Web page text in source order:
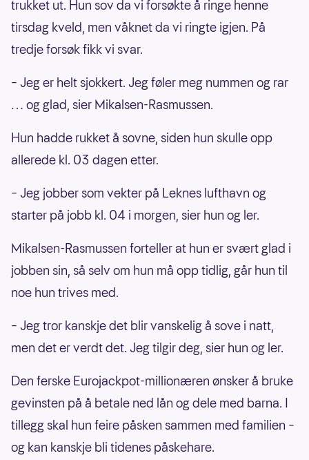
trukket ut. Hun sov da vi forsøkte å ringe henne
tirsdag kveld, men våknet da vi ringte igjen. På
tredje forsøk fikk vi svar.
– Jeg er helt sjokkert. Jeg føler meg nummen og rar
… og glad, sier Mikalsen-Rasmussen.
Hun hadde rukket å sovne, siden hun skulle opp
allerede kl. 03 dagen etter.
– Jeg jobber som vekter på Leknes lufthavn og
starter på jobb kl. 04 i morgen, sier hun og ler.
Mikalsen-Rasmussen forteller at hun er svært glad i
jobben sin, så selv om hun må opp tidlig, går hun til
noe hun trives med.
– Jeg tror kanskje det blir vanskelig å sove i natt,
men det er verdt det. Jeg tilgir deg, sier hun og ler.
Den ferske Eurojackpot-millionæren ønsker å bruke
gevinsten på å betale ned lån og dele med barna. I
tillegg skal hun feire påsken sammen med familien –
og kan kanskje bli tidenes påskehare.